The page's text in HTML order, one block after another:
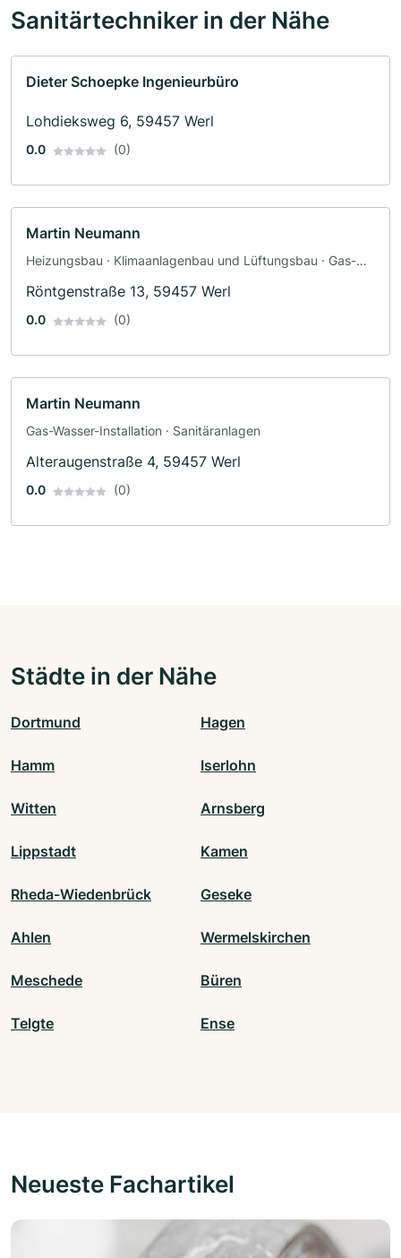
Sanitärtechniker in der Nähe
Dieter Schoepke Ingenieurbüro
Lohdieksweg 6, 59457 Werl
0.0 (0)
Martin Neumann
Heizungsbau · Klimaanlagenbau und Lüftungsbau · Gas-
Röntgenstraße 13, 59457 Werl
0.0 (0)
Martin Neumann
Gas-Wasser-Installation · Sanitäranlagen
Alteraugenstraße 4, 59457 Werl
0.0 (0)
Städte in der Nähe
Dortmund Hagen
Hamm Iserlohn
Witten Arnsberg
Lippstadt Kamen
Rheda-Wiedenbrück Geseke
Ahlen Wermelskirchen
Meschede Büren
Telgte Ense
Neueste Fachartikel